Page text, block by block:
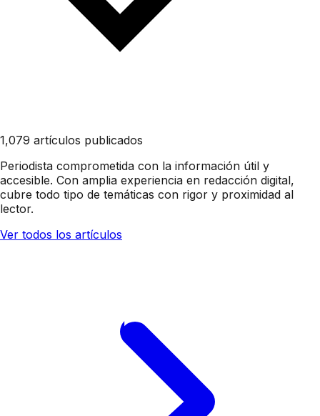
1,079 artículos publicados
Periodista comprometida con la información útil y
accesible. Con amplia experiencia en redacción digital,
cubre todo tipo de temáticas con rigor y proximidad al
lector.
Ver todos los artículos